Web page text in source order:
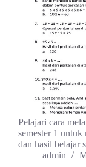
Pelajari cara
semester 1 untuk
dan hasil belajar
admin